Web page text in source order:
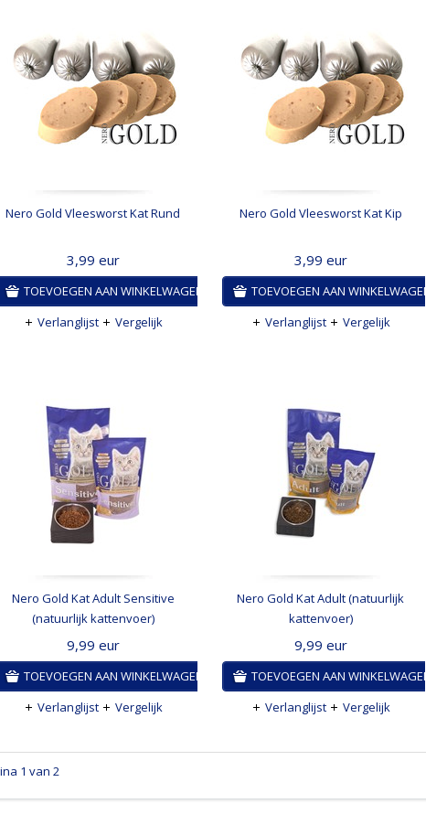
Nero Gold Vleesworst Kat Rund
3,99 eur
TOEVOEGEN AAN WINKELWAGEN
Verlanglijst
Vergelijk
Nero Gold Vleesworst Kat Kip
3,99 eur
TOEVOEGEN AAN WINKELWAGEN
Verlanglijst
Vergelijk
Nero Gold Kat Adult Sensitive
(natuurlijk kattenvoer)
9,99 eur
TOEVOEGEN AAN WINKELWAGEN
Verlanglijst
Vergelijk
Nero Gold Kat Adult (natuurlijk
kattenvoer)
9,99 eur
TOEVOEGEN AAN WINKELWAGEN
Verlanglijst
Vergelijk
1 van 2